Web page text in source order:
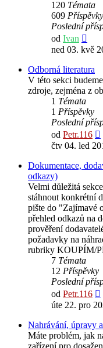
120 Témata
609 Příspěvky
Poslední
od Ivan
ned 03. kvě
Odborná literatura
V této sekci
zdroje, zejména z
1 Témata
1 Příspěvky
Poslední
od Petr.116
čtv 04. led
Dokumentace,
odkazy)
Velmi důležitá
stáhnout konkrétní
pište do "Zajímavé
přehled odkazů na
prověření
požadavky na
rubriky KOUPÍM/
7 Témata
12 Příspěvky
Poslední
od Petr.116
úte 22. pro
Nahrávání, úpravy
Máte problém, jak